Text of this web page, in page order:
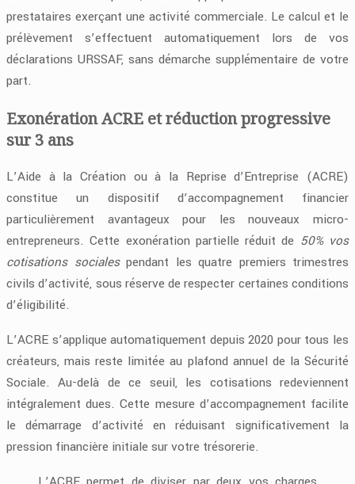
prestataires exerçant une activité commerciale. Le calcul et le
prélèvement s’effectuent automatiquement lors de vos
déclarations URSSAF, sans démarche supplémentaire de votre
part.
Exonération ACRE et réduction progressive
sur 3 ans
L’Aide à la Création ou à la Reprise d’Entreprise (ACRE)
constitue un dispositif d’accompagnement financier
particulièrement avantageux pour les nouveaux micro-
entrepreneurs. Cette exonération partielle réduit de 50% vos
cotisations sociales pendant les quatre premiers trimestres
civils d’activité, sous réserve de respecter certaines conditions
d’éligibilité.
L’ACRE s’applique automatiquement depuis 2020 pour tous les
créateurs, mais reste limitée au plafond annuel de la Sécurité
Sociale. Au-delà de ce seuil, les cotisations redeviennent
intégralement dues. Cette mesure d’accompagnement facilite
le démarrage d’activité en réduisant significativement la
pression financière initiale sur votre trésorerie.